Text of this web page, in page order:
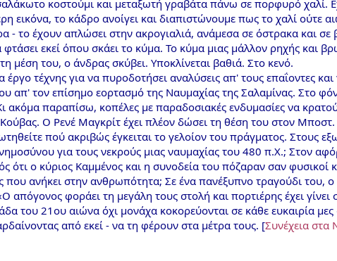
κοστούμι και μεταξωτή γραβάτα πάνω σε πορφυρό χαλί.
εικόνα, το κάδρο ανοίγει και διαπιστώνουμε πως το χαλί ούτε
- το έχουν απλώσει στην ακρογιαλιά, ανάμεσα σε όστρακα και
φτάσει εκεί όπου σκάει το κύμα. Το κύμα μιας μάλλον ρηχής και
μέση του, ο άνδρας σκύβει. Υποκλίνεται βαθιά. Στο κενό.
έργο τέχνης για να πυροδοτήσει αναλύσεις απ' τους επαΐοντες
απ' τον επίσημο εορτασμό της Ναυμαχίας της Σαλαμίνας. Στο
ακόμα παραπίσω, κοπέλες με παραδοσιακές ενδυμασίες να
Ο Ρενέ Μαγκρίτ έχει πλέον δώσει τη θέση του στον Μποστ.
πού ακριβώς έγκειται το γελοίον του πράγματος. Στους
για τους νεκρούς μιας ναυμαχίας του 480 π.Χ.; Στον
ότι ο κύριος Καμμένος και η συνοδεία του πόζαραν σαν φυσικοί
που ανήκει στην ανθρωπότητα; Σε ένα πανέξυπνο τραγούδι του,
απόγονος φοράει τη μεγάλη τους στολή και πορτιέρης έχει
του 21ου αιώνα όχι μονάχα κοκορεύονται σε κάθε ευκαιρία
από εκεί - να τη φέρουν στα μέτρα τους. [Συνέχεια στα